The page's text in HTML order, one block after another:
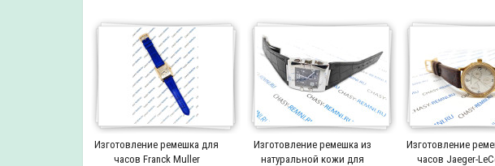
Изготовление ремешка для
часов Franck Muller
Изготовление ремешка из
натуральной кожи для
Изготовление
часов Jaeger-